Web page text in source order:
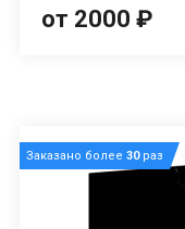
от 2000 ₽
Заказано более 30раз